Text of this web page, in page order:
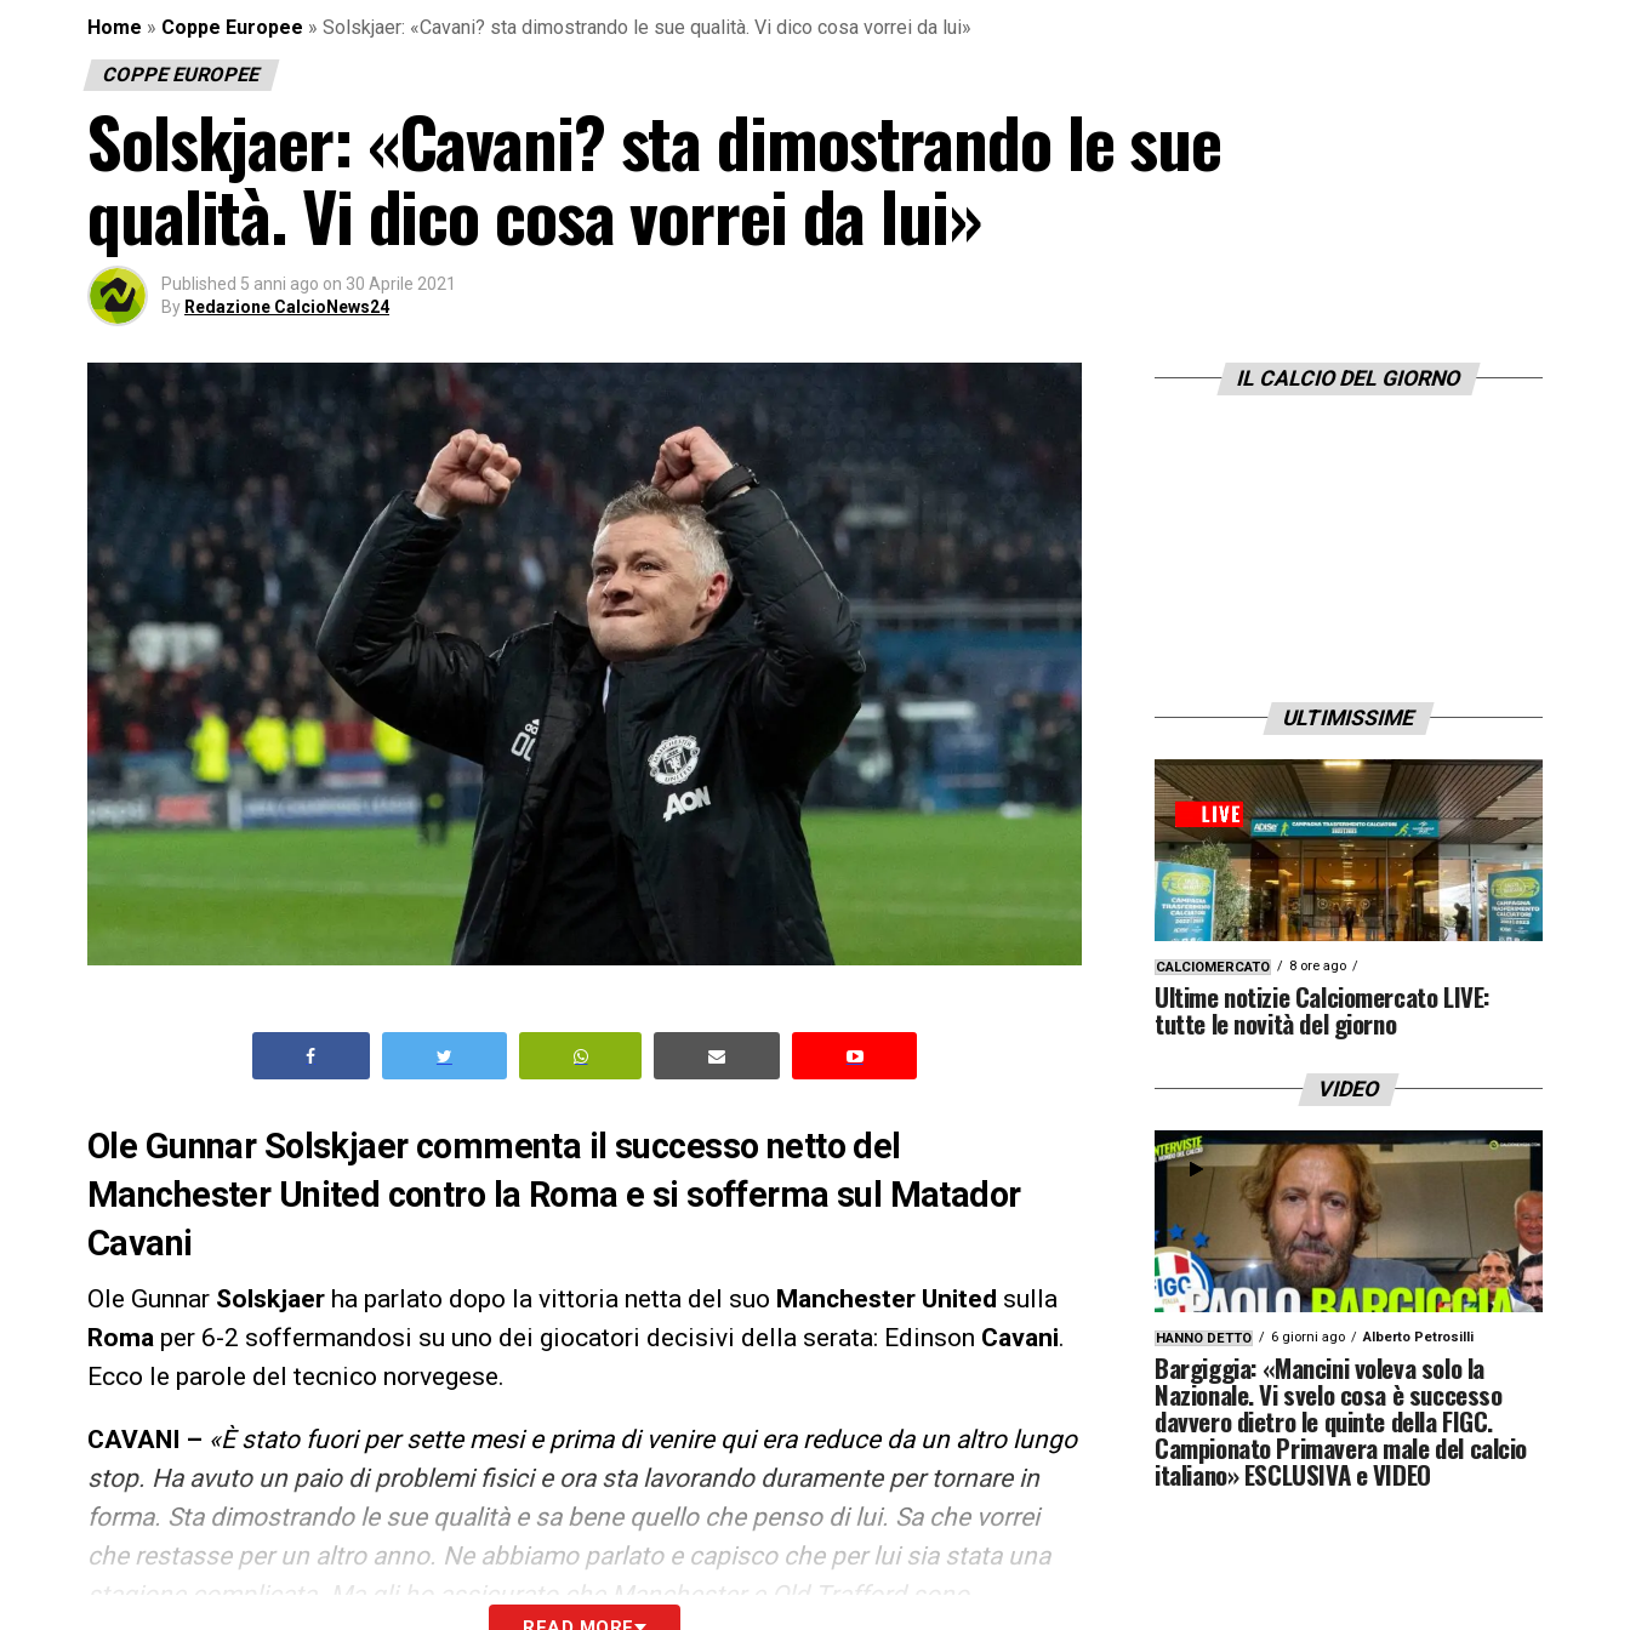
Home » Coppe Europee » Solskjaer: «Cavani? sta dimostrando le sue qualità. Vi dico cosa vorrei da lui»
COPPE EUROPEE
Solskjaer: «Cavani? sta dimostrando le sue
qualità. Vi dico cosa vorrei da lui»
Published 5 anni ago on 30 Aprile 2021
By Redazione CalcioNews24
Ole Gunnar Solskjaer commenta il successo netto del
Manchester United contro la Roma e si sofferma sul Matador
Cavani
Ole Gunnar Solskjaer ha parlato dopo la vittoria netta del suo Manchester United sulla
Roma per 6-2 soffermandosi su uno dei giocatori decisivi della serata: Edinson Cavani.
Ecco le parole del tecnico norvegese.
CAVANI – «È stato fuori per sette mesi e prima di venire qui era reduce da un altro lungo
stop. Ha avuto un paio di problemi fisici e ora sta lavorando duramente per tornare in
forma. Sta dimostrando le sue qualità e sa bene quello che penso di lui. Sa che vorrei
che restasse per un altro anno. Ne abbiamo parlato e capisco che per lui sia stata una
stagione complicata. Ma gli ho assicurato che Manchester e Old Trafford sono
IL CALCIO DEL GIORNO
ULTIMISSIME
CALCIOMERCATO 8 ore ago
Ultime notizie Calciomercato LIVE:
tutte le novità del giorno
VIDEO
HANNO DETTO 6 giorni ago Alberto Petrosilli
Bargiggia: «Mancini voleva solo la
Nazionale. Vi svelo cosa è successo
davvero dietro le quinte della FIGC.
Campionato Primavera male del calcio
italiano» ESCLUSIVA e VIDEO